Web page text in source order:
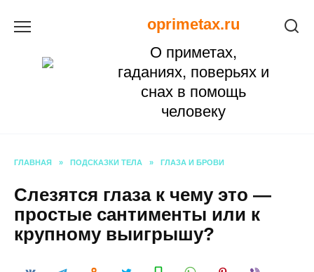
oprimetax.ru
О приметах,
гаданиях, поверьях и
снах в помощь
человеку
ГЛАВНАЯ » ПОДСКАЗКИ ТЕЛА » ГЛАЗА И БРОВИ
Слезятся глаза к чему это —
простые сантименты или к
крупному выигрышу?